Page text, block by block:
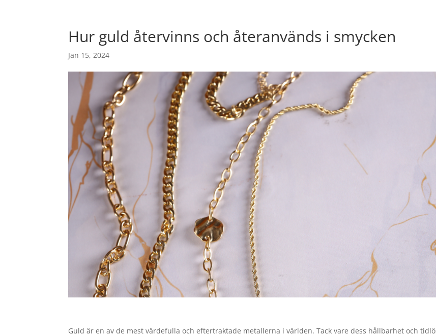
Hur guld återvinns och återanvänds i smycken
Jan 15, 2024
Guld är en av de mest värdefulla och eftertraktade metallerna i världen. Tack vare dess hållbarhet och